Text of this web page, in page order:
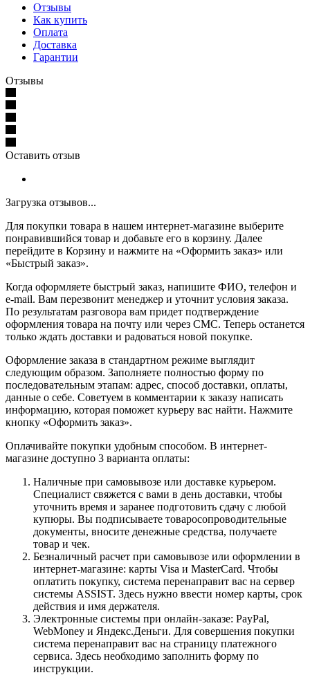
Отзывы
Как купить
Оплата
Доставка
Гарантии
Отзывы
Оставить отзыв
Загрузка отзывов...
Для покупки товара в нашем интернет-магазине выберите
понравившийся товар и добавьте его в корзину. Далее
перейдите в Корзину и нажмите на «Оформить заказ» или
«Быстрый заказ».
Когда оформляете быстрый заказ, напишите ФИО, телефон и
e-mail. Вам перезвонит менеджер и уточнит условия заказа.
По результатам разговора вам придет подтверждение
оформления товара на почту или через СМС. Теперь останется
только ждать доставки и радоваться новой покупке.
Оформление заказа в стандартном режиме выглядит
следующим образом. Заполняете полностью форму по
последовательным этапам: адрес, способ доставки, оплаты,
данные о себе. Советуем в комментарии к заказу написать
информацию, которая поможет курьеру вас найти. Нажмите
кнопку «Оформить заказ».
Оплачивайте покупки удобным способом. В интернет-
магазине доступно 3 варианта оплаты:
Наличные при самовывозе или доставке курьером.
Специалист свяжется с вами в день доставки, чтобы
уточнить время и заранее подготовить сдачу с любой
купюры. Вы подписываете товаросопроводительные
документы, вносите денежные средства, получаете
товар и чек.
Безналичный расчет при самовывозе или оформлении в
интернет-магазине: карты Visa и MasterCard. Чтобы
оплатить покупку, система перенаправит вас на сервер
системы ASSIST. Здесь нужно ввести номер карты, срок
действия и имя держателя.
Электронные системы при онлайн-заказе: PayPal,
WebMoney и Яндекс.Деньги. Для совершения покупки
система перенаправит вас на страницу платежного
сервиса. Здесь необходимо заполнить форму по
инструкции.